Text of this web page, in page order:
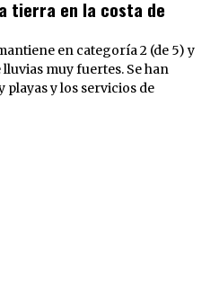
tierra en la costa de
en categoría 2 (de 5) y
muy fuertes. Se han
playas y los servicios de